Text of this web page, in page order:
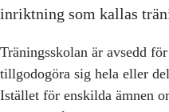
inriktning som kallas
Träningsskolan är avsedd
tillgodogöra sig hela eller
Istället för enskilda ämnen